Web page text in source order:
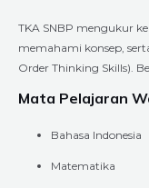
TKA SNBP mengukur
memahami konsep,
Order Thinking Skills).
Mata Pelajaran
Bahasa Indonesia
Matematika